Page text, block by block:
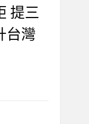
提三
台灣